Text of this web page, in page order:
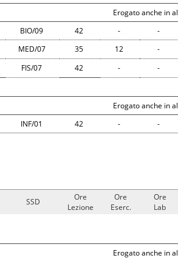
Erogato anche in
BIO/09 42 - -
MED/07 35 12 -
FIS/07 42 - -
Erogato anche in
INF/01 42 - -
SSD
Ore
Lezione
Ore
Eserc.
Ore
Lab
Erogato anche in